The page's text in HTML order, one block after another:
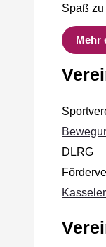
Spaß zu
Mehr
DLRG